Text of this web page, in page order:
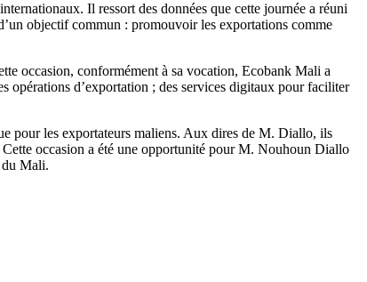
Il ressort des données que cette journée a réuni
objectif commun : promouvoir les exportations comme
occasion, conformément à sa vocation, Ecobank Mali a
opérations d’exportation ; des services digitaux pour faciliter
pour les exportateurs maliens. Aux dires de M. Diallo, ils
occasion a été une opportunité pour M. Nouhoun Diallo
du Mali.